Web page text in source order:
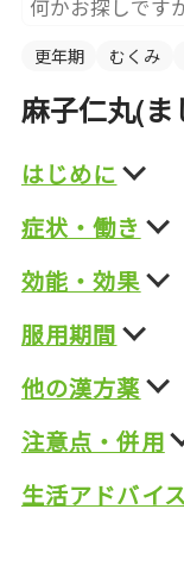
更年期 むくみ
麻子仁丸(ま
はじめに
症状・働き
効能・効果
服用期間
他の漢方薬
注意点・併用
生活アドバイス